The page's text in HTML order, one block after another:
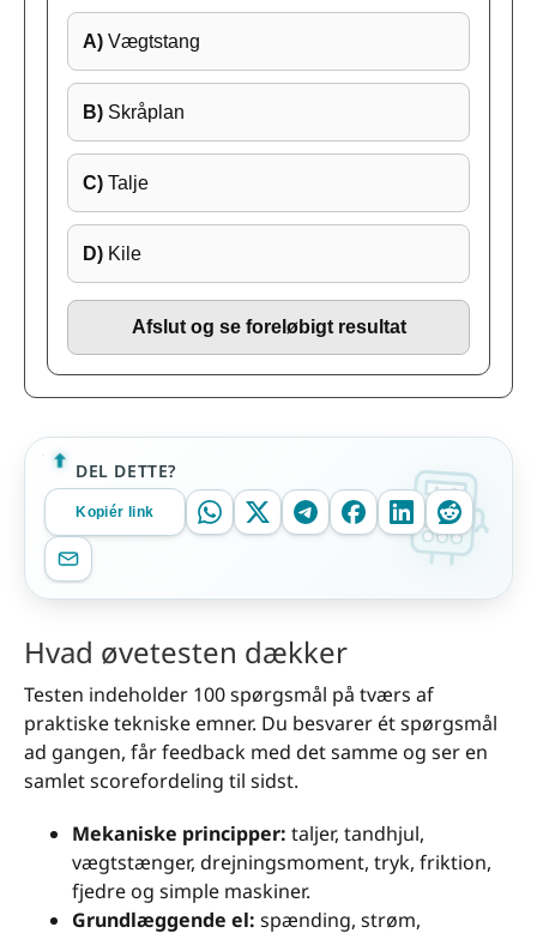
A) Vægtstang
B) Skråplan
C) Talje
D) Kile
Afslut og se foreløbigt resultat
DEL DETTE?
Kopiér link
Hvad øvetesten dækker
Testen indeholder 100 spørgsmål på tværs af
praktiske tekniske emner. Du besvarer ét spørgsmål
ad gangen, får feedback med det samme og ser en
samlet scorefordeling til sidst.
Mekaniske principper: taljer, tandhjul,
vægtstænger, drejningsmoment, tryk, friktion,
fjedre og simple maskiner.
Grundlæggende el: spænding, strøm,